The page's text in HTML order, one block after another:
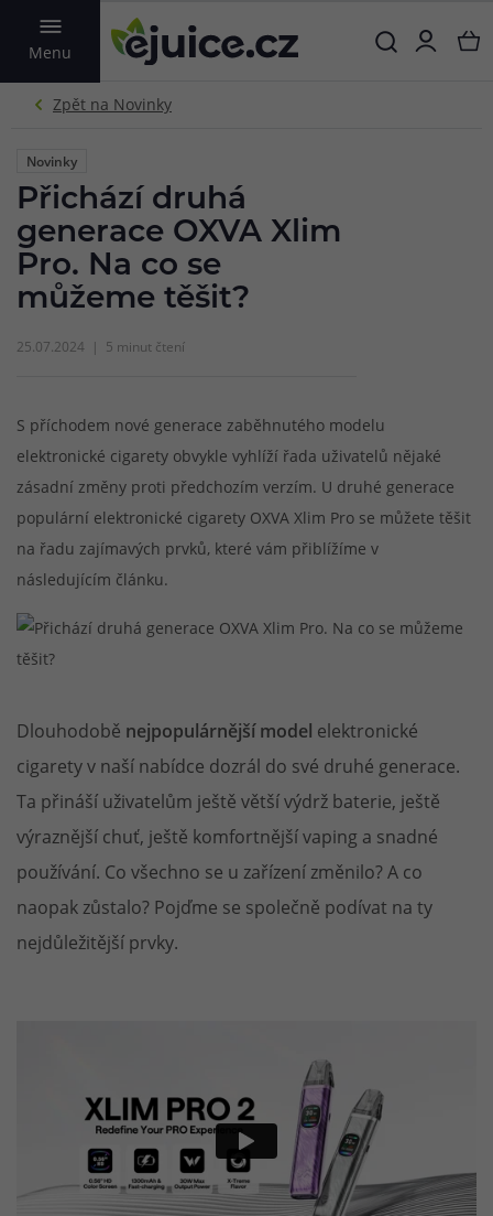
Menu
VYHLEDAT
Novinky
Přichází druhá
generace OXVA Xlim
Pro. Na co se
můžeme těšit?
25.07.2024 5 minut čtení
S příchodem nové generace zaběhnutého modelu
elektronické cigarety obvykle vyhlíží řada uživatelů nějaké
zásadní změny proti předchozím verzím. U druhé generace
populární elektronické cigarety OXVA Xlim Pro se můžete těšit
na řadu zajímavých prvků, které vám přiblížíme v
následujícím článku.
Dlouhodobě nejpopulárnější model elektronické
cigarety v naší nabídce dozrál do své druhé generace.
Ta přináší uživatelům ještě větší výdrž baterie, ještě
výraznější chuť, ještě komfortnější vaping a snadné
používání. Co všechno se u zařízení změnilo? A co
naopak zůstalo? Pojďme se společně podívat na ty
nejdůležitější prvky.